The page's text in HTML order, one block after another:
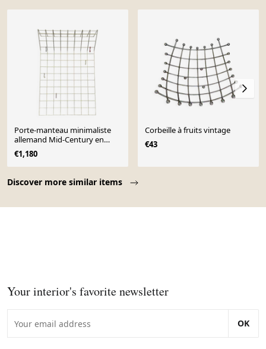
Discover more similar items
Porte-manteau minimaliste
allemand Mid-Century en
corde, années 1960
€1,180
Corbeille à fruits vintage
€43
Your interior's favorite newsletter
OK